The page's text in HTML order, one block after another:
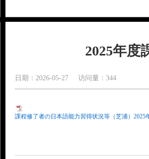
2025年度
日期：2026-05-27 访问量：344
課程修了者の日本語能力習得状況等（芝浦）2025